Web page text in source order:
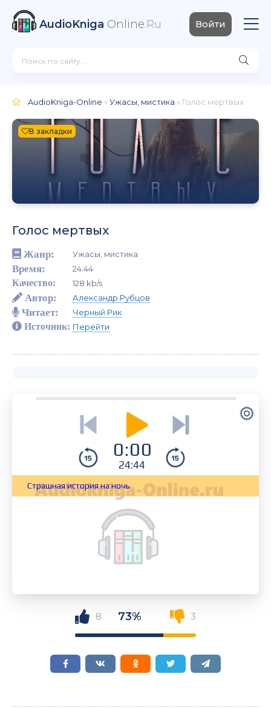
AudioKniga Online.Ru Войти
AudioKniga-Online »Ужасы, мистика » Голос мертвых
В закладки
Голос мертвых
Жанр: Ужасы, мистика
Время:
24:44
Качество:
128 kb/s
Автор: Александр Рубцов
Читает:
Черный Рик
Источник: Перейти
0:00
24:44
Страшная история на ночь
8 73% 3